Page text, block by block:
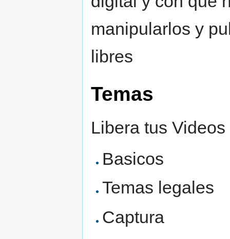
manipularlos y
libres
Temas
Libera tus Videos
Basicos
Temas legales
Captura